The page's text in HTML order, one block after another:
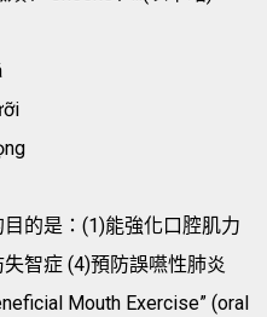
的是：(1)能強化口腔肌力
智症 (4)預防誤嚥性肺炎
Mouth Exercise” (oral